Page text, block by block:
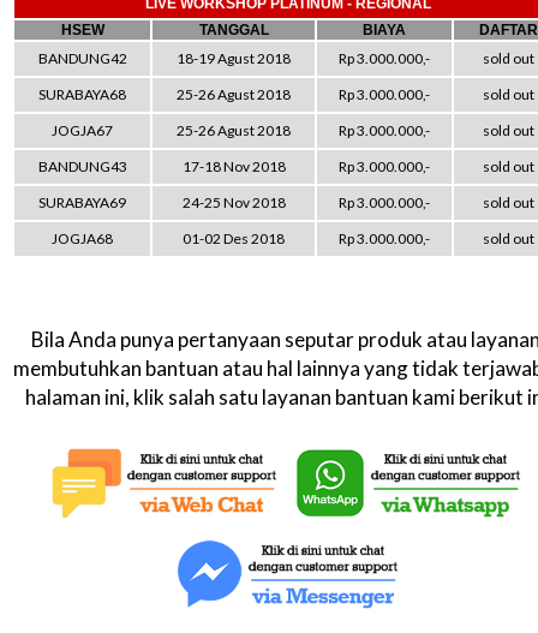
LIVE WORKSHOP PLATINUM - REGIONAL
HSEW
TANGGAL BIAYA DAFTAR
BANDUNG42 18-19 Agust 2018 Rp 3.000.000,-
sold out
SURABAYA68
25-26 Agust 2018 Rp 3.000.000,-
sold out
JOGJA67
25-26 Agust 2018 Rp 3.000.000,-
sold out
BANDUNG43
17-18 Nov 2018 Rp 3.000.000,-
sold out
SURABAYA69
24-25 Nov 2018 Rp 3.000.000,-
sold out
JOGJA68
01-02 Des 2018 Rp 3.000.000,- sold out
Bila Anda punya pertanyaan seputar produk atau
membutuhkan bantuan atau hal lainnya yang tidak
halaman ini, klik salah satu layanan bantuan kami berikut